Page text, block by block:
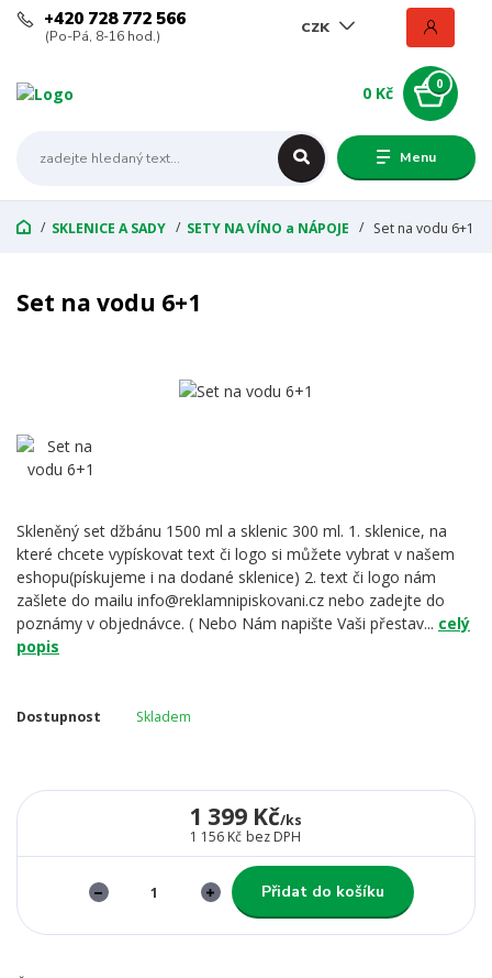
Menu
CZK
+420 728 772 566
(Po-Pá, 8-16 hod.)
0
0 Kč
SKLENICE A SADY SETY NA VÍNO a NÁPOJE Set na vodu 6+1
Set na vodu 6+1
Skleněný set džbánu 1500 ml a sklenic 300 ml. 1. sklenice, na
které chcete vypískovat text či logo si můžete vybrat v našem
eshopu(pískujeme i na dodané sklenice) 2. text či logo nám
zašlete do mailu info@reklamnipiskovani.cz nebo zadejte do
poznámy v objednávce. ( Nebo Nám napište Vaši přestav... celý
popis
Dostupnost Skladem
1 399 Kč/ks
1 156 Kč bez DPH
Přidat do košíku